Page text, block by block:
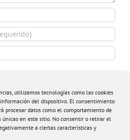
utilizamos tecnologías como las cookies
del dispositivo. El consentimiento
procesar datos como el comportamiento de
en este sitio. No consentir o retirar el
a ciertas características y
vez que comente.